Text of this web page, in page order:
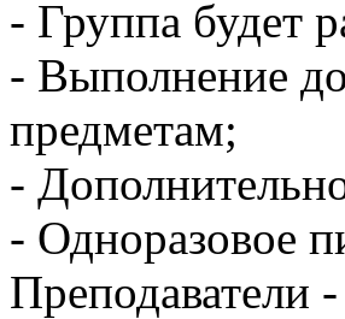
- Группа будет
- Выполнение
предметам;
-
- Одноразовое